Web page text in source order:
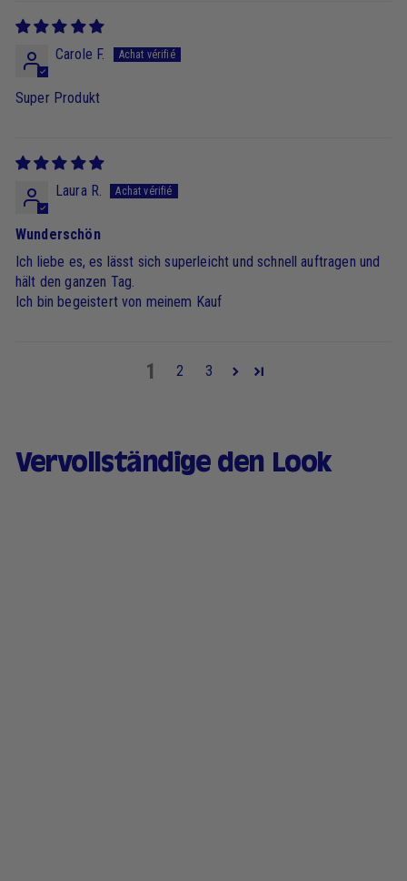
Carole F.
Super Produkt
Laura R.
Wunderschön
Ich liebe es, es lässt sich superleicht und schnell auftragen und
hält den ganzen Tag.
Ich bin begeistert von meinem Kauf
1 2 3
Vervollständige den Look